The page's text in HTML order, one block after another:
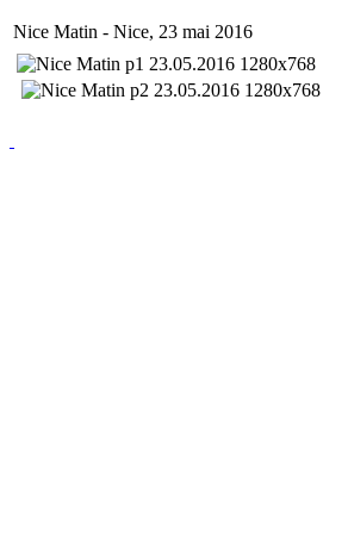
Nice Matin - Nice, 23 mai 2016